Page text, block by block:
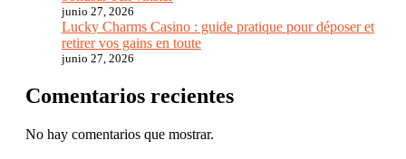
junio 27, 2026
Lucky Charms Casino : guide pratique pour déposer et
retirer vos gains en toute
junio 27, 2026
Comentarios recientes
No hay comentarios que mostrar.